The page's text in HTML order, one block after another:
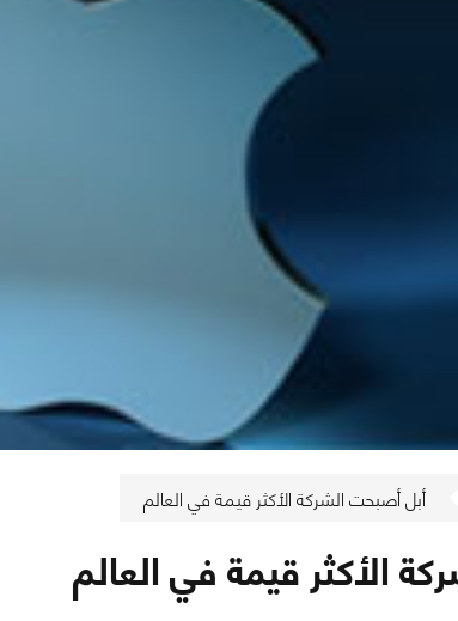
أبل أصبحت الشركة الأكثر قيمة في العالم
الأكثر قيمة في العالم